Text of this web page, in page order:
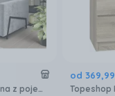
Libro sofa rozkładana z pojemnikiem Angel Tabou tkanina Wzornik Libro materac HR 13 cm 120 cm
od 369,99